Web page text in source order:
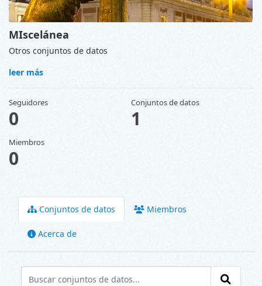
Conjuntos de datos Miembros
Acerca de
MIscelánea
Otros conjuntos de datos
leer más
Seguidores
0
Conjuntos de datos
1
Miembros
0